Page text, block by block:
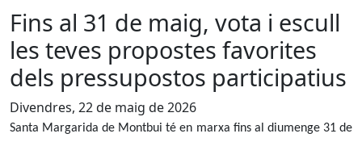
Fins al 31 de maig, vota i escull
les teves propostes favorites
dels pressupostos participatius
Divendres, 22 de maig de 2026
Santa Margarida de Montbui té en marxa fins al diumenge 31 de